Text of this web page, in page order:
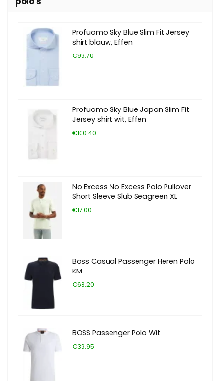
Profuomo Sky Blue Slim Fit Jersey
shirt blauw, Effen
€99.70
Profuomo Sky Blue Japan Slim Fit
Jersey shirt wit, Effen
€100.40
No Excess No Excess Polo Pullover
Short Sleeve Slub Seagreen XL
€17.00
Boss Casual Passenger Heren Polo
KM
€63.20
BOSS Passenger Polo Wit
€39.95